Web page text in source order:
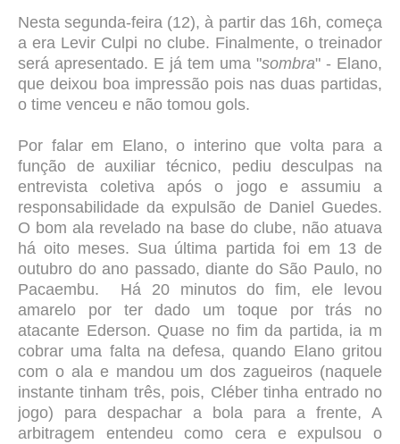
Nesta segunda-feira (12), à partir das 16h, começa
a era Levir Culpi no clube. Finalmente, o treinador
será apresentado. E já tem uma "sombra" - Elano,
que deixou boa impressão pois nas duas partidas,
o time venceu e não tomou gols.
Por falar em Elano, o interino que volta para a
função de auxiliar técnico, pediu desculpas na
entrevista coletiva após o jogo e assumiu a
responsabilidade da expulsão de Daniel Guedes.
O bom ala revelado na base do clube, não atuava
há oito meses. Sua última partida foi em 13 de
outubro do ano passado, diante do São Paulo, no
Pacaembu. Há 20 minutos do fim, ele levou
amarelo por ter dado um toque por trás no
atacante Ederson. Quase no fim da partida, ia m
cobrar uma falta na defesa, quando Elano gritou
com o ala e mandou um dos zagueiros (naquele
instante tinham três, pois, Cléber tinha entrado no
jogo) para despachar a bola para a frente, A
arbitragem entendeu como cera e expulsou o